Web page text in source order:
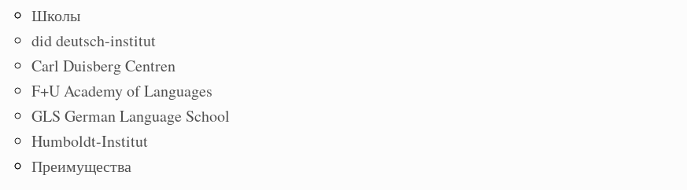
Школы
did deutsch-institut
Carl Duisberg Centren
F+U Academy of Languages
GLS German Language School
Humboldt-Institut
Преимущества